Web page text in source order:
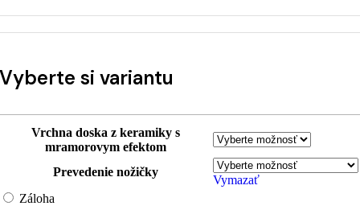
Vyberte si variantu
Vrchna doska z keramiky s
mramorovym efektom
Prevedenie nožičky
Vymazať
Záloha